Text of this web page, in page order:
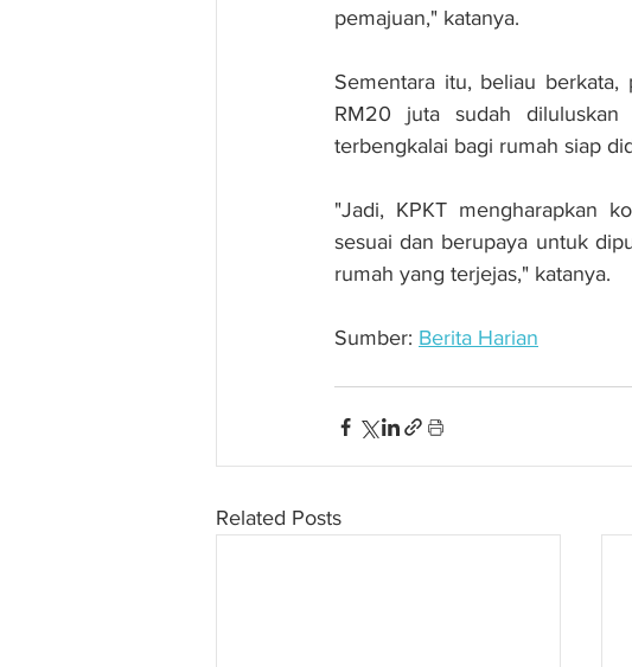
pemajuan," katanya.
Sementara itu, beliau
RM20 juta sudah diluluskan
terbengkalai bagi rumah siap
"Jadi, KPKT mengharapkan
sesuai dan berupaya untuk
rumah yang terjejas," katanya.
Sumber: Berita Harian
Related Posts